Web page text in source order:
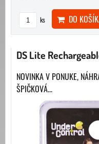
ks DO
DS Lite
NOVINKA V PONUKE,
ŠPIČKOVÁ...